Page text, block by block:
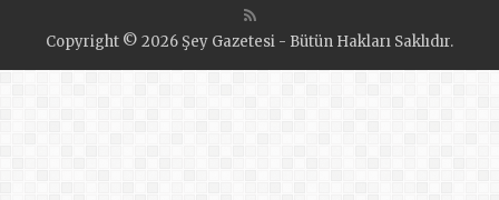
koordinatörü
Copyright © 2026 Şey Gazetesi - Bütün Hakları Saklıdır.